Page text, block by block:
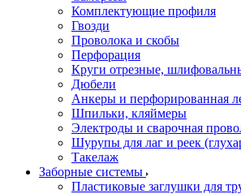
Комплектующие профиля
Гвозди
Проволока и скобы
Перфорация
Круги отрезные,
Дюбели
Анкеры и перфорированная
Шпильки, кляймеры
Электроды и сварочная
Шурупы для лаг и реек
Такелаж
Заборные системы
Пластиковые заглушки для